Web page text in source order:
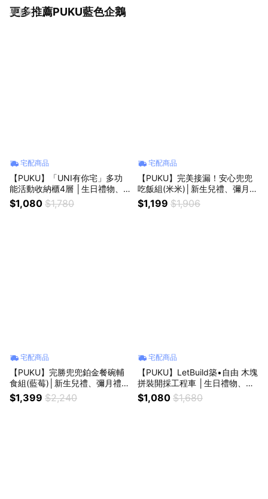
更多推薦PUKU藍色企鵝
看更多
宅配商品
【PUKU】「UNI有你宅」多功
能活動收納櫃4層 │生日禮物、
玩具收納 │
$1,080 $1,780
宅配商品
【PUKU】完美接漏！安心兜兜
吃飯組(米米)│新生兒禮、彌月
禮、周歲禮│
$1,199 $1,906
宅配商品
【PUKU】完勝兜兜鉑金餐碗輔
食組(藍莓)│新生兒禮、彌月禮、
周歲禮│
$1,399 $2,240
宅配商品
【PUKU】LetBuild築•自由 木塊
拼裝開採工程車 │生日禮物、拼
裝積木、積木車 │
$1,080 $1,680